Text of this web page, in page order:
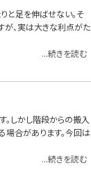
と足を伸ばせない。そ
が、実は大きな利点がた
...続きを読む
。しかし階段からの搬入
場合があります。今回は
...続きを読む